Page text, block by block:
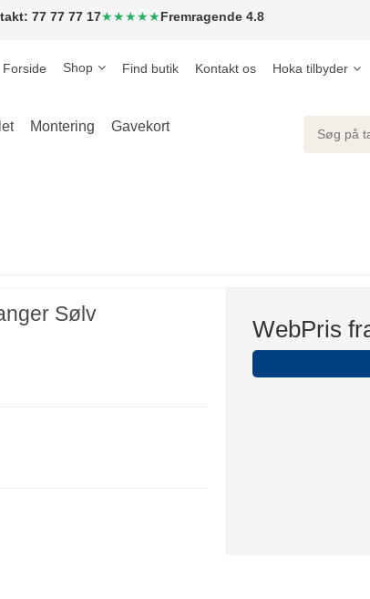
77 77 77 17★★★★★Fremragende 4.8
Forside Shop Find butik Kontakt os Hoka tilbyder
Montering Gavekort
Sølv
WebPris